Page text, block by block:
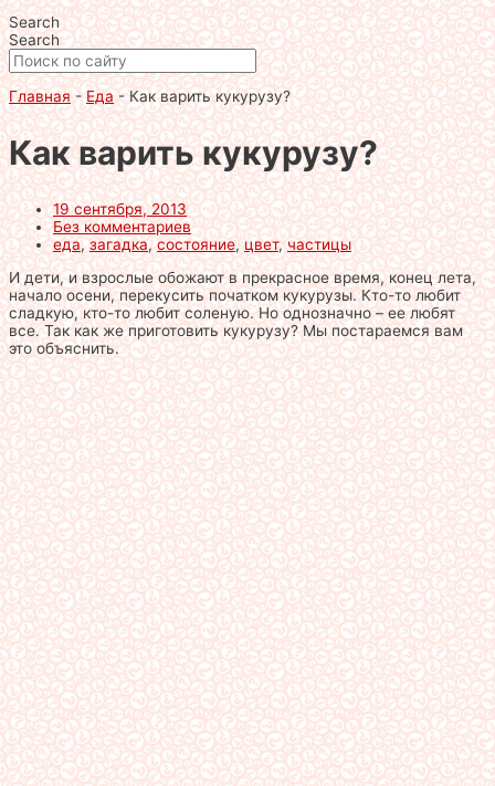
Search
Search
Главная-Еда-Как варить кукурузу?
Как варить кукурузу?
19 сентября, 2013
Без комментариев
еда,загадка,состояние, цвет,частицы
И дети, и взрослые обожают в прекрасное время, конец лета,
начало осени, перекусить початком кукурузы. Кто-то любит
сладкую, кто-то любит соленую. Но однозначно – ее любят
все. Так как же приготовить кукурузу? Мы постараемся вам
это объяснить.